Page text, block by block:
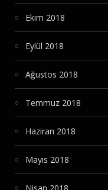
Ekim 2018
Eylül 2018
Ağustos 2018
Temmuz 2018
Haziran 2018
Mayıs 2018